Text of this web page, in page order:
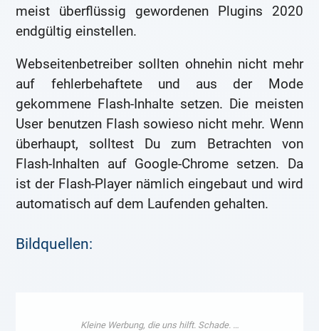
meist überflüssig gewordenen Plugins 2020
endgültig einstellen.
Webseitenbetreiber sollten ohnehin nicht mehr
auf fehlerbehaftete und aus der Mode
gekommene Flash-Inhalte setzen. Die meisten
User benutzen Flash sowieso nicht mehr. Wenn
überhaupt, solltest Du zum Betrachten von
Flash-Inhalten auf Google-Chrome setzen. Da
ist der Flash-Player nämlich eingebaut und wird
automatisch auf dem Laufenden gehalten.
Bildquellen: